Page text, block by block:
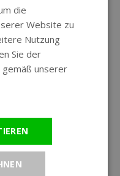
GERMAN
die
Website zu
Nutzung
Sie der
gemäß unserer